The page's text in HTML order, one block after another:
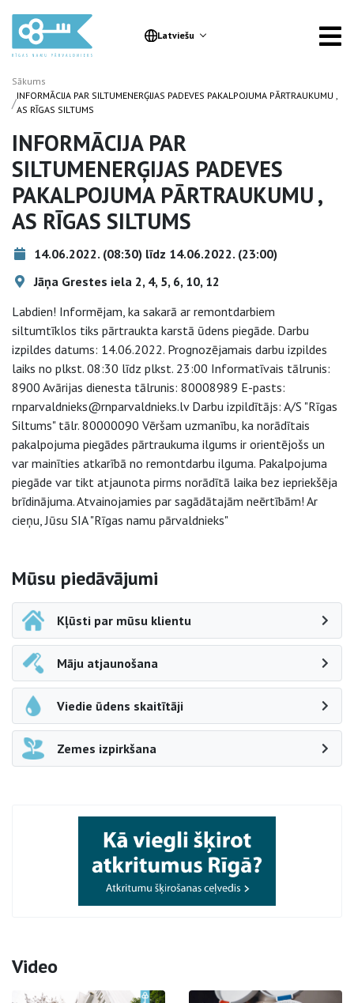
Latviešu
Sākums
/INFORMĀCIJA PAR SILTUMENERĢIJAS PADEVES PAKALPOJUMA PĀRTRAUKUMU ,
AS RĪGAS SILTUMS
INFORMĀCIJA PAR
SILTUMENERĢIJAS PADEVES
PAKALPOJUMA PĀRTRAUKUMU ,
AS RĪGAS SILTUMS
14.06.2022. (08:30) līdz 14.06.2022. (23:00)
Jāņa Grestes iela 2, 4, 5, 6, 10, 12
Labdien! Informējam, ka sakarā ar remontdarbiem
siltumtīklos tiks pārtraukta karstā ūdens piegāde. Darbu
izpildes datums: 14.06.2022. Prognozējamais darbu izpildes
laiks no plkst. 08:30 līdz plkst. 23:00 Informatīvais tālrunis:
8900 Avārijas dienesta tālrunis: 80008989 E-pasts:
rnparvaldnieks@rnparvaldnieks.lv Darbu izpildītājs: A/S "Rīgas
Siltums" tālr. 80000090 Vēršam uzmanību, ka norādītais
pakalpojuma piegādes pārtraukuma ilgums ir orientējošs un
var mainīties atkarībā no remontdarbu ilguma. Pakalpojuma
piegāde var tikt atjaunota pirms norādītā laika bez iepriekšēja
brīdinājuma. Atvainojamies par sagādātajām neērtībām! Ar
cieņu, Jūsu SIA "Rīgas namu pārvaldnieks"
Sāna navigācija
Mūsu piedāvājumi
Kļūsti par mūsu klientu
Māju atjaunošana
Viedie ūdens skaitītāji
Zemes izpirkšana
Video